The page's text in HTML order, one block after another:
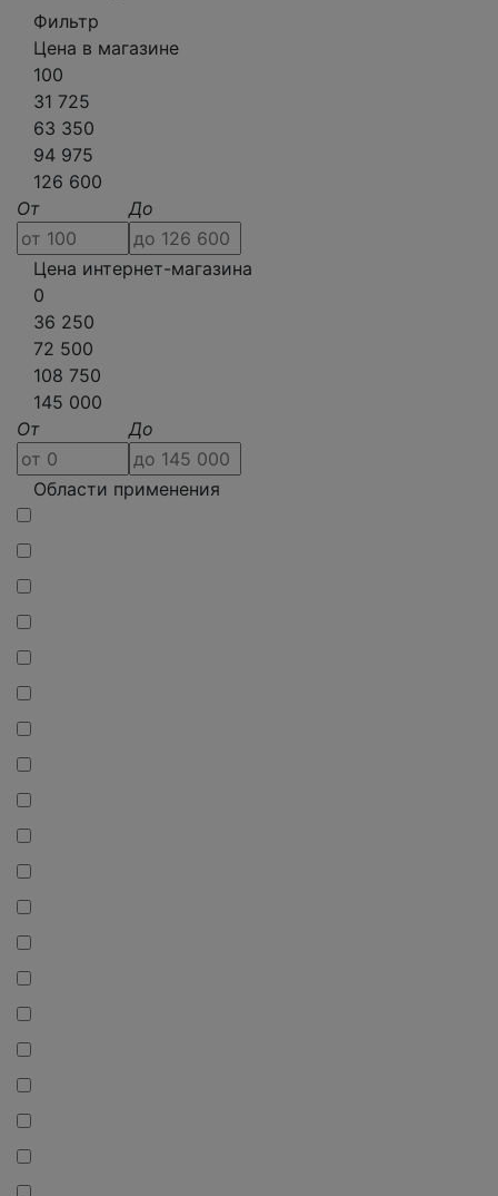
Фильтр
Цена в магазине
100
31 725
63 350
94 975
126 600
От
До
Цена интернет-магазина
0
36 250
72 500
108 750
145 000
От
До
Области применения